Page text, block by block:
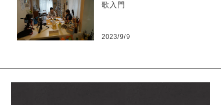
歌入門
2023/9/9